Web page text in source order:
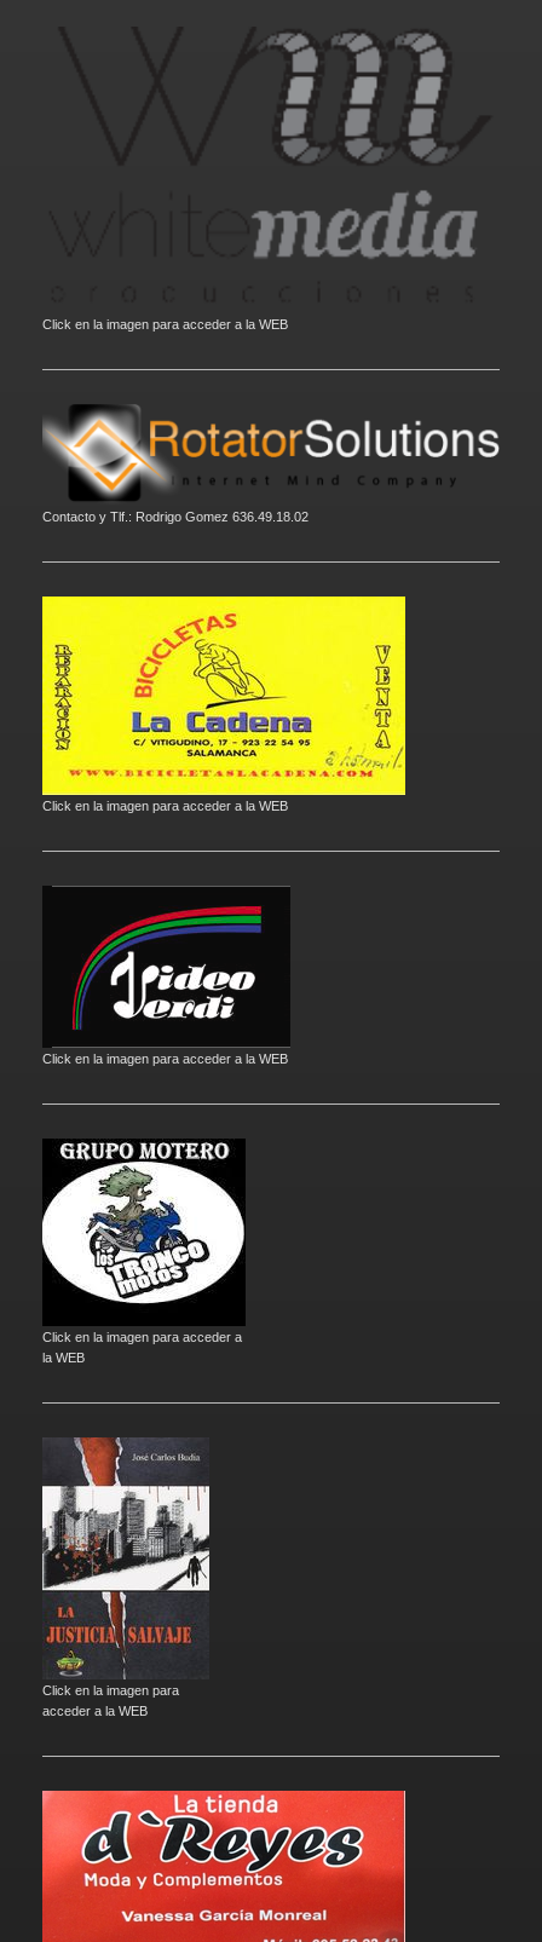
Click en la imagen para acceder a la WEB
Contacto y Tlf.: Rodrigo Gomez 636.49.18.02
Click en la imagen para acceder a la WEB
Click en la imagen para acceder a la WEB
Click en la imagen para acceder a
la WEB
Click en la imagen para
acceder a la WEB